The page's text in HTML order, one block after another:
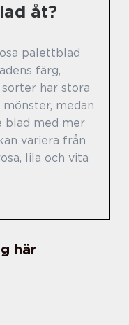
åt?
palettblad
färg,
har stora
medan
blad med mer
variera från
lila och vita
här